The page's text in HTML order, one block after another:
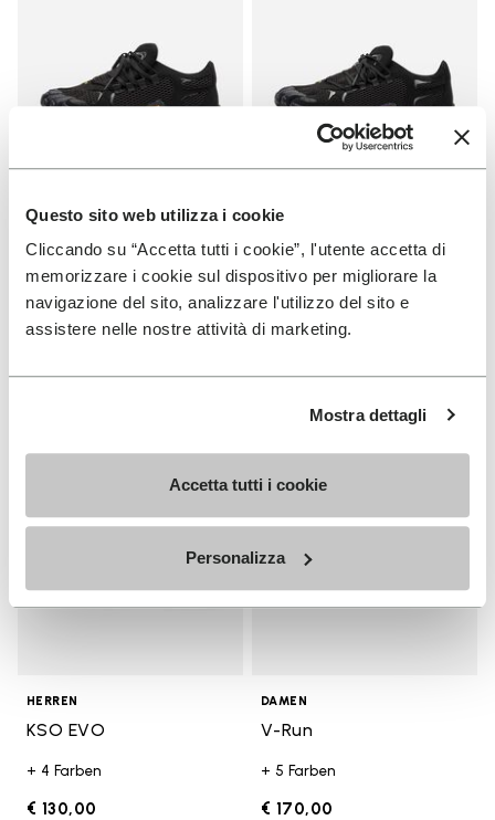
Questo sito web utilizza i cookie
Cliccando su “Accetta tutti i cookie”, l'utente accetta di
memorizzare i cookie sul dispositivo per migliorare la
navigazione del sito, analizzare l'utilizzo del sito e
assistere nelle nostre attività di marketing.
Mostra dettagli
Accetta tutti i cookie
Personalizza
DAMEN
Roadaround 2
€ 200,00
HERREN
Roadaround 2
+ 1 Farben
€ 200,00
Add to wishlist
HERREN
KSO EVO
+ 4 Farben
€ 130,00
Add
DAMEN
V-Run
+ 5 Farben
€ 170,00